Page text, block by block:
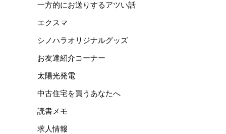
一方的にお送りするアツい話
エクスマ
シノハラオリジナルグッズ
お友達紹介コーナー
太陽光発電
中古住宅を買うあなたへ
読書メモ
求人情報